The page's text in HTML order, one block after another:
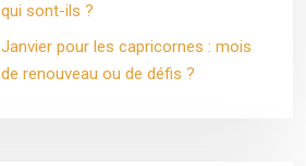
qui sont-ils ?
Janvier pour les capricornes : mois
de renouveau ou de défis ?